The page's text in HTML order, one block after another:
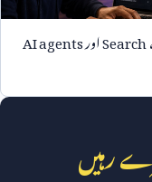
،SearchاورAI agents
رہیں